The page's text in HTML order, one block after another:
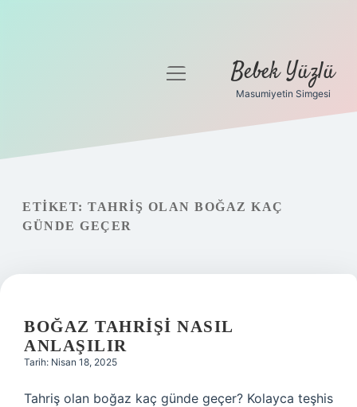
Gizlilik Politikası
menüyü
Bebek Yüzlü
Masumiyetin Simgesi
ETIKET: TAHRIŞ OLAN BOĞAZ KAÇ
GÜNDE GEÇER
BOĞAZ TAHRIŞI NASIL
ANLAŞILIR
Tarih: Nisan 18, 2025
Tahriş olan boğaz kaç günde geçer? Kolayca teşhis